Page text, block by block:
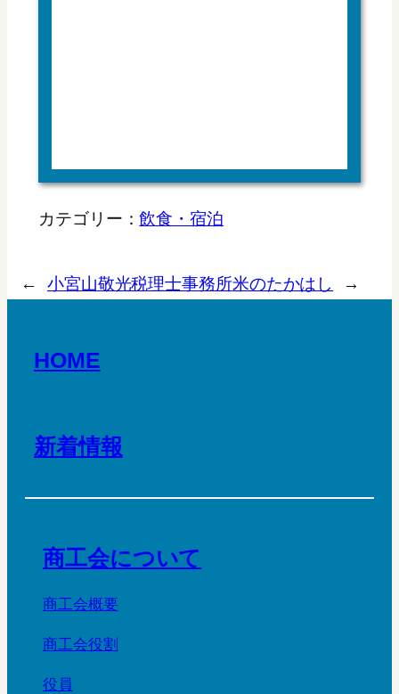
カテゴリー：飲食・宿泊
← 小宮山敬光税理士事務所米のたかはし →
HOME
新着情報
商工会について
商工会概要
商工会役割
役員